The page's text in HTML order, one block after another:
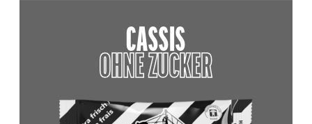
CASSIS
OHNE ZUCKER